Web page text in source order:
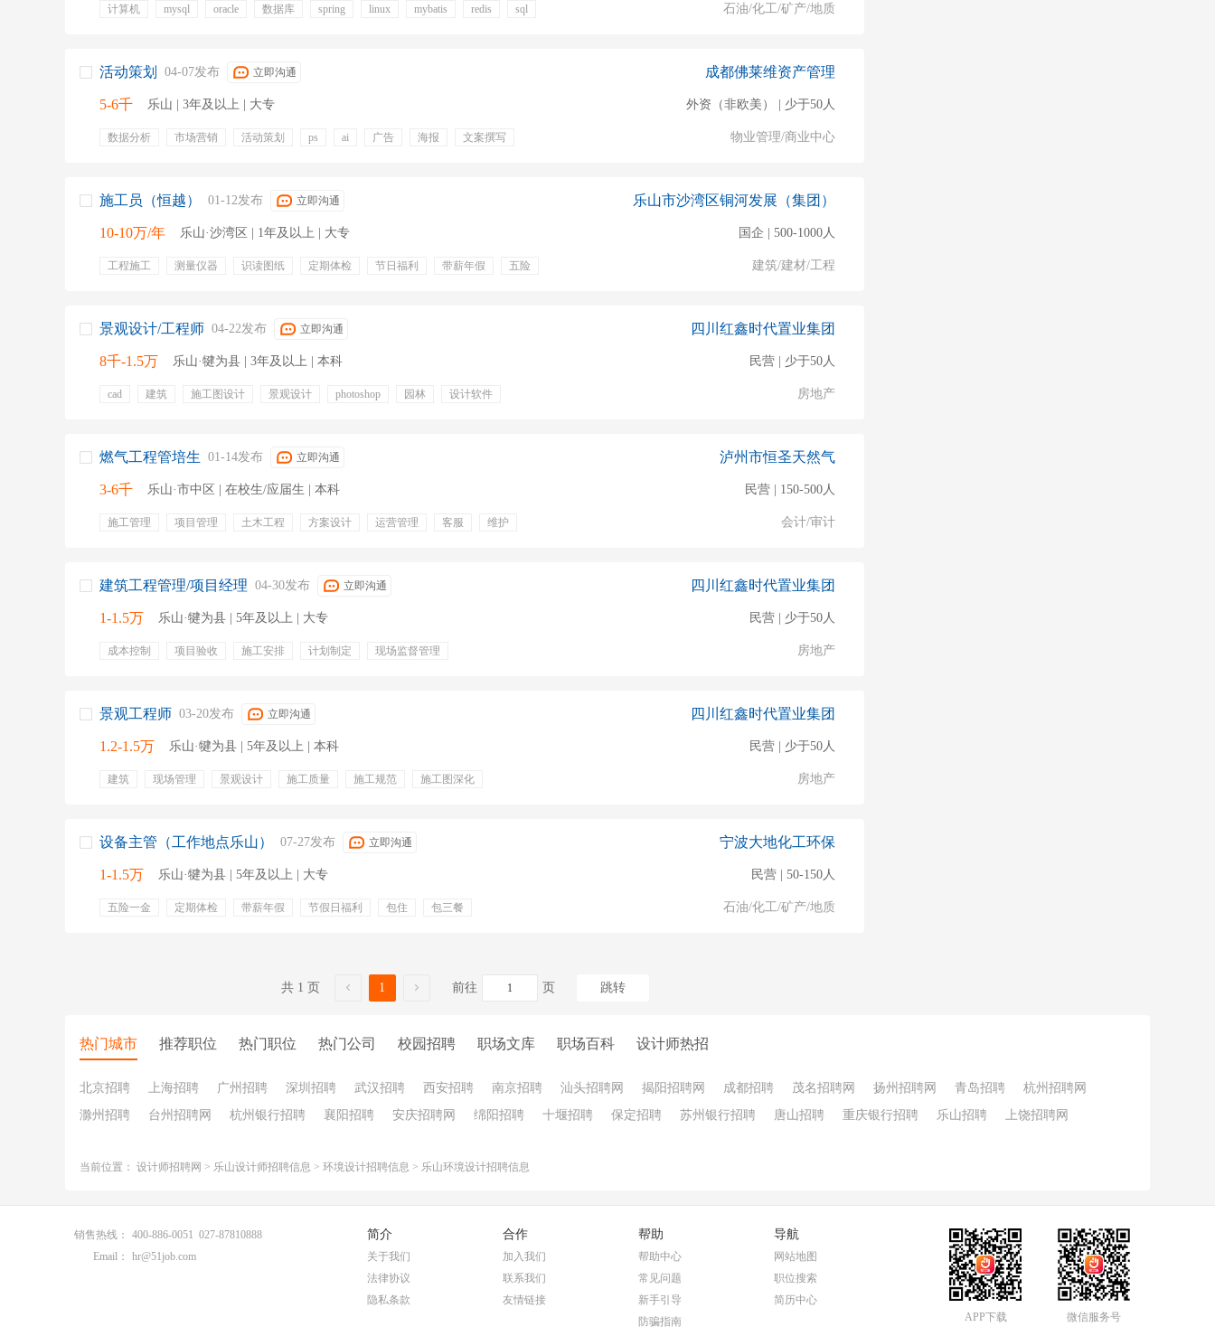
计算机 mysql oracle 数据库 spring linux mybatis redis
sql
石油/化工/矿产/地质
活动策划 04-07发布 立即沟通
5-6千 乐山 | 3年及以上 | 大专
数据分析 市场营销 活动策划 ps ai 广告 海报
文案撰写
成都佛莱维资产管理
外资（非欧美） | 少于50人
物业管理/商业中心
施工员（恒越） 01-12发布 立即沟通
10-10万/年 乐山·沙湾区 | 1年及以上 | 大专
工程施工 测量仪器 识读图纸 定期体检 节日福利 带薪年假
五险
乐山市沙湾区铜河发展（集团）
国企 | 500-1000人
建筑/建材/工程
景观设计/工程师 04-22发布 立即沟通
8千-1.5万 乐山·犍为县 | 3年及以上 | 本科
cad 建筑 施工图设计 景观设计 photoshop 园林
设计软件
四川红鑫时代置业集团
民营 | 少于50人
房地产
燃气工程管培生 01-14发布 立即沟通
3-6千 乐山·市中区 | 在校生/应届生 | 本科
施工管理 项目管理 土木工程 方案设计 运营管理 客服
维护
泸州市恒圣天然气
民营 | 150-500人
会计/审计
建筑工程管理/项目经理 04-30发布 立即沟通
1-1.5万 乐山·犍为县 | 5年及以上 | 大专
成本控制 项目验收 施工安排 计划制定 现场监督管理
四川红鑫时代置业集团
民营 | 少于50人
房地产
景观工程师 03-20发布 立即沟通
1.2-1.5万 乐山·犍为县 | 5年及以上 | 本科
建筑 现场管理 景观设计 施工质量 施工规范
施工图深化
四川红鑫时代置业集团
民营 | 少于50人
房地产
设备主管（工作地点乐山） 07-27发布 立即沟通
1-1.5万 乐山·犍为县 | 5年及以上 | 大专
五险一金 定期体检 带薪年假 节假日福利 包住 包三餐
宁波大地化工环保
民营 | 50-150人
石油/化工/矿产/地质
共 1 页 1 前往 页 跳转
热门城市 推荐职位 热门职位 热门公司 校园招聘 职场文库 职场百科 设计师热招
北京招聘 上海招聘 广州招聘 深圳招聘 武汉招聘 西安招聘 南京招聘 汕头招聘网 揭阳招聘网 成都招聘 茂名招聘网 扬州招聘网 青岛招聘
杭州招聘网
滁州招聘
台州招聘网 杭州银行招聘 襄阳招聘 安庆招聘网 绵阳招聘 十堰招聘 保定招聘 苏州银行招聘 唐山招聘 重庆银行招聘 乐山招聘 上饶招聘网
当前位置： 设计师招聘网 > 乐山设计师招聘信息 > 环境设计招聘信息 > 乐山环境设计招聘信息
销售热线：
400-886-0051 027-87810888
Email：
hr@51job.com
简介
关于我们
法律协议
隐私条款
合作
加入我们
联系我们
友情链接
帮助
帮助中心
常见问题
新手引导
防骗指南
导航
网站地图
职位搜索
简历中心
APP下载
微信服务号